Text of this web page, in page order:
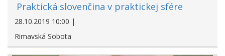
Praktická slovenčina v praktickej sfére
28.10.2019 10:00 |
Rimavská Sobota